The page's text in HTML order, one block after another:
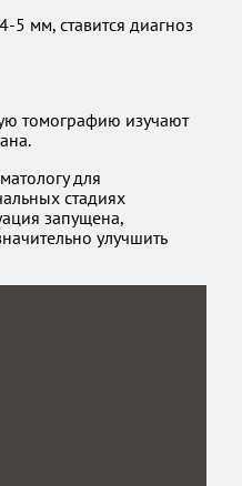
5 мм, ставится диагноз
томографию изучают
для
стадиях
запущена,
улучшить